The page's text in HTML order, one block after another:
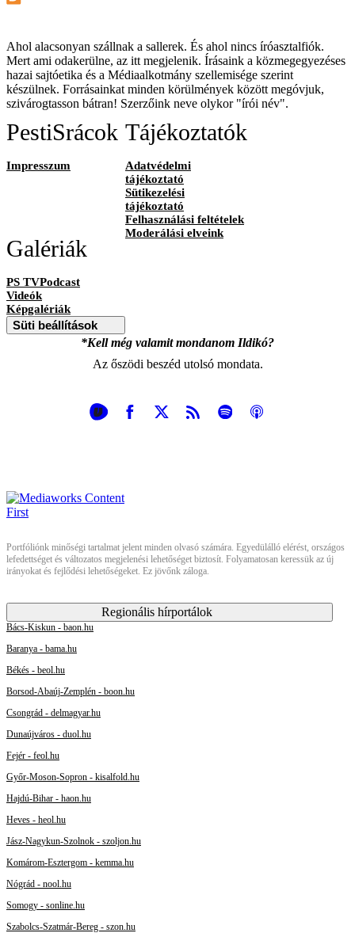
Ahol alacsonyan szállnak a sallerek. És ahol nincs íróasztalfiók.
Mert ami odakerülne, az itt megjelenik. Írásaink a közmegegyezéses
hazai sajtóetika és a Médiaalkotmány szellemisége szerint
készülnek. Forrásainkat minden körülmények között megóvjuk,
szivárogtasson bátran! Szerzőink neve olykor "írói név".
PestiSrácok
Impresszum
Tájékoztatók
Adatvédelmi
tájékoztató
Sütikezelési
tájékoztató
Felhasználási feltételek
Moderálási elveink
Galériák
PS TVPodcast
Videók
Képgalériák
Süti beállítások
*Kell még valamit mondanom Ildikó?
Az őszödi beszéd utolsó mondata.
Portfóliónk minőségi tartalmat jelent minden olvasó számára. Egyedülálló elérést, országos
lefedettséget és változatos megjelenési lehetőséget biztosít. Folyamatosan keressük az új
irányokat és fejlődési lehetőségeket. Ez jövőnk záloga.
Regionális hírportálok
Bács-Kiskun - baon.hu
Baranya - bama.hu
Békés - beol.hu
Borsod-Abaúj-Zemplén - boon.hu
Csongrád - delmagyar.hu
Dunaújváros - duol.hu
Fejér - feol.hu
Győr-Moson-Sopron - kisalfold.hu
Hajdú-Bihar - haon.hu
Heves - heol.hu
Jász-Nagykun-Szolnok - szoljon.hu
Komárom-Esztergom - kemma.hu
Nógrád - nool.hu
Somogy - sonline.hu
Szabolcs-Szatmár-Bereg - szon.hu